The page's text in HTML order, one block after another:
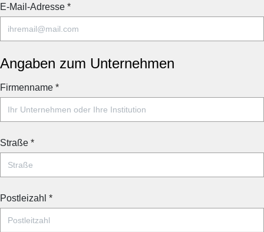
E-Mail-Adresse *
Angaben zum Unternehmen
Firmenname *
Straße *
Postleizahl *